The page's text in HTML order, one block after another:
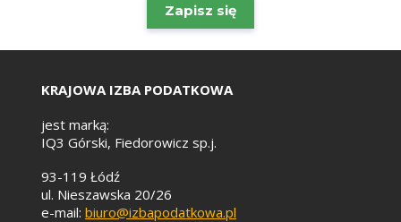
KRAJOWA IZBA PODATKOWA
jest marką:
IQ3 Górski, Fiedorowicz sp.j.
93-119 Łódź
ul. Nieszawska 20/26
e-mail: biuro@izbapodatkowa.pl